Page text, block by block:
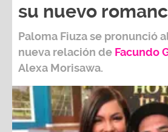
su nuevo
Paloma Fiuza se pronunció
nueva relación de Facundo
Alexa Morisawa.